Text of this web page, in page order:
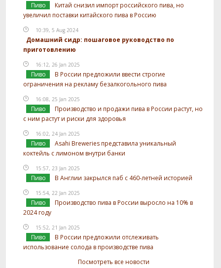
Пиво
Китай снизил импорт российского пива, но
увеличил поставки китайского пива в Россию
10:39, 5 Aug 2024
Домашний сидр: пошаговое руководство по
приготовлению
16:12, 26 Jan 2025
Пиво
В России предложили ввести строгие
ограничения на рекламу безалкогольного пива
16:08, 25 Jan 2025
Пиво
Производство и продажи пива в России растут, но
с ним растут и риски для здоровья
16:02, 24 Jan 2025
Пиво
Asahi Breweries представила уникальный
коктейль с лимоном внутри банки
15:57, 23 Jan 2025
Пиво В Англии закрылся паб с 460-летней историей
15:54, 22 Jan 2025
Пиво
Производство пива в России выросло на 10% в
2024 году
15:52, 21 Jan 2025
Пиво
В России предложили отслеживать
использование солода в производстве пива
Посмотреть все новости